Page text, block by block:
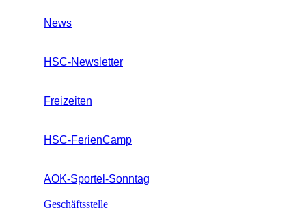
News
HSC-Newsletter
Freizeiten
HSC-FerienCamp
AOK-Sportel-Sonntag
Geschäftsstelle